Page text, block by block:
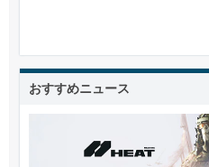
おすすめニュース